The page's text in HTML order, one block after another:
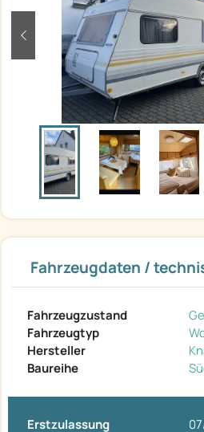
zurück
Fahrzeugdaten /
Fahrzeugzustand
Fahrzeugtyp
Hersteller
Baureihe
Erstzulassung